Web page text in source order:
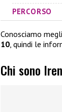
PERCORSO
Conosciamo
10, quindi le
Chi sono